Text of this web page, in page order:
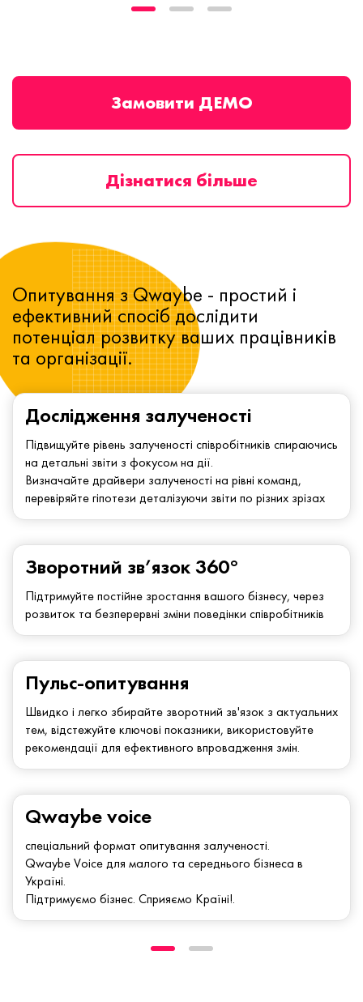
Замовити ДЕМО
Дізнатися більше
Дослідження залученості
Підвищуйте рівень залученості співробітників спираючись
на детальні звіти з фокусом на дії.
Визначайте драйвери залученості на рівні команд,
перевіряйте гіпотези деталізуючи звіти по різних зрізах
Зворотний зв’язок 360°
Підтримуйте постійне зростання вашого бізнесу, через
розвиток та безперервні зміни поведінки співробітників
Опитування з Qwaybe - простий і
ефективний спосіб дослідити
потенціал розвитку ваших працівників
та організації.
Qwaybe voice
спеціальний формат опитування залученості.
Qwaybe Voice для малого та середнього бізнеса в
Україні.
Підтримуємо бізнес. Сприяємо Країні!.
Пульс-опитування
Швидко і легко збирайте зворотний зв'язок з актуальних
тем, відстежуйте ключові показники, використовуйте
рекомендації для ефективного впровадження змін.